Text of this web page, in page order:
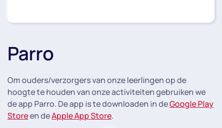
Parro
Om ouders/verzorgers van onze leerlingen op de
hoogte te houden van onze activiteiten gebruiken we
de app Parro. De app is te downloaden in deGoogle Play
Storeen deApple App Store.